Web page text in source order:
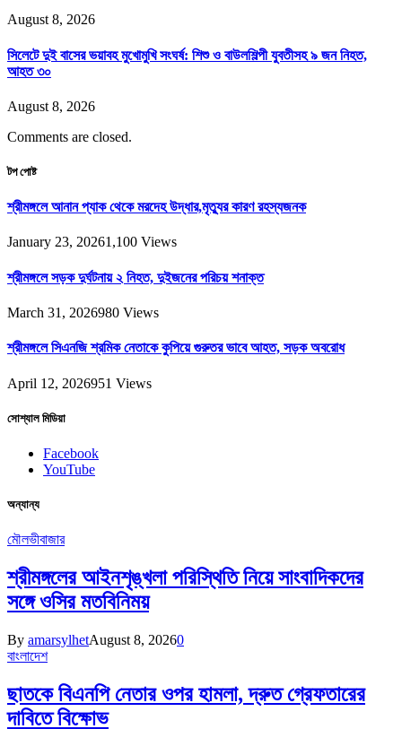
August 8, 2026
সিলেটে দুই বাসের ভয়াবহ মুখোমুখি সংঘর্ষ: শিশু ও বাউলশিল্পী যুবতীসহ ৯ জন নিহত,
আহত ৩০
August 8, 2026
Comments are closed.
টপ পোষ্ট
শ্রীমঙ্গলে আনান প্যাক থেকে মরদেহ উদ্ধার,মৃত্যুর কারণ রহস্যজনক
January 23, 20261,100 Views
শ্রীমঙ্গলে সড়ক দুর্ঘটনায় ২ নিহত, দুইজনের পরিচয় শনাক্ত
March 31, 2026980 Views
শ্রীমঙ্গলে সিএনজি শ্রমিক নেতাকে কুপিয়ে গুরুতর ভাবে আহত, সড়ক অবরোধ
April 12, 2026951 Views
সোশ্যাল মিডিয়া
Facebook
YouTube
অন্যান্য
মৌলভীবাজার
শ্রীমঙ্গলের আইনশৃঙ্খলা পরিস্থিতি নিয়ে সাংবাদিকদের
সঙ্গে ওসির মতবিনিময়
By amarsylhetAugust 8, 20260
বাংলাদেশ
ছাতকে বিএনপি নেতার ওপর হামলা, দ্রুত গ্রেফতারের
দাবিতে বিক্ষোভ